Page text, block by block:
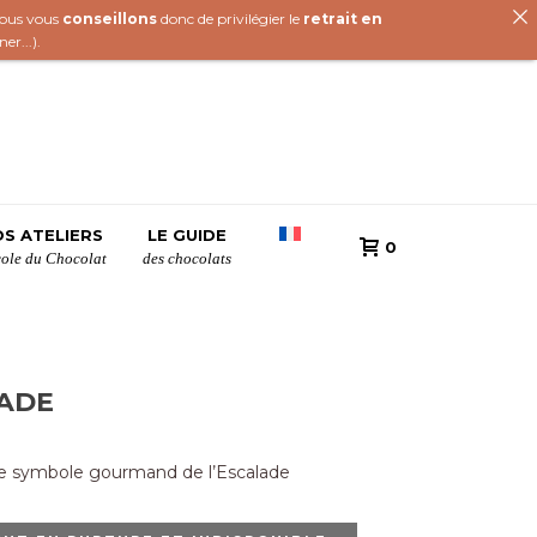
ATELIERS
du Chocolat
LE GUIDE
des chocolats
0
gourmand de l’Escalade
vous conseillons donc de privilégier le retrait en
...).